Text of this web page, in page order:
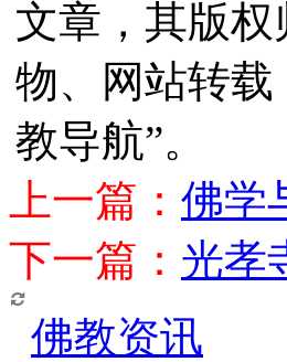
文章，其版
物、网站转载
教导航”。
上一篇： 佛学
下一篇： 光孝
佛教资讯